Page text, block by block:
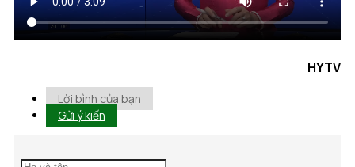
HYTV
Lời bình của bạn
Gửi ý kiến